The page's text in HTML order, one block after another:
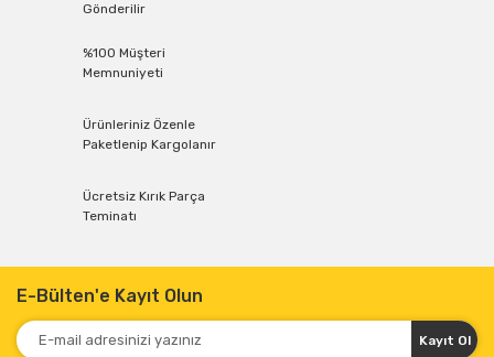
Gönderilir
%100 Müşteri
Memnuniyeti
Ürünleriniz Özenle
Paketlenip Kargolanır
Ücretsiz Kırık Parça
Teminatı
E-Bülten'e Kayıt Olun
Kayıt Ol